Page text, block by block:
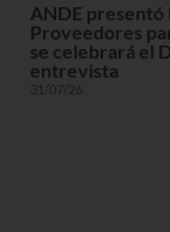
ANDE presentó
Proveedores
se celebrará el
entrevista
31/07/26